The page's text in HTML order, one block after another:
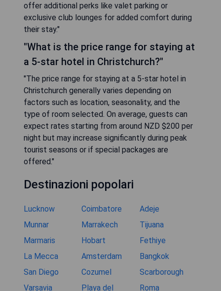
offer additional perks like valet parking or
exclusive club lounges for added comfort during
their stay."
"What is the price range for staying at
a 5-star hotel in Christchurch?"
"The price range for staying at a 5-star hotel in
Christchurch generally varies depending on
factors such as location, seasonality, and the
type of room selected. On average, guests can
expect rates starting from around NZD $200 per
night but may increase significantly during peak
tourist seasons or if special packages are
offered."
Destinazioni popolari
Lucknow Coimbatore
Adeje
Munnar
Marrakech
Tijuana
Marmaris
Hobart
Fethiye
La Mecca
Amsterdam
Bangkok
San Diego
Cozumel
Scarborough
Varsavia
Playa del Roma